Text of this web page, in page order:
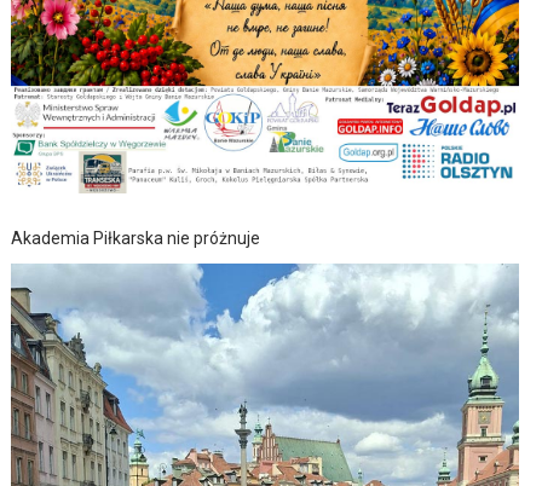
Akademia Piłkarska nie próżnuje